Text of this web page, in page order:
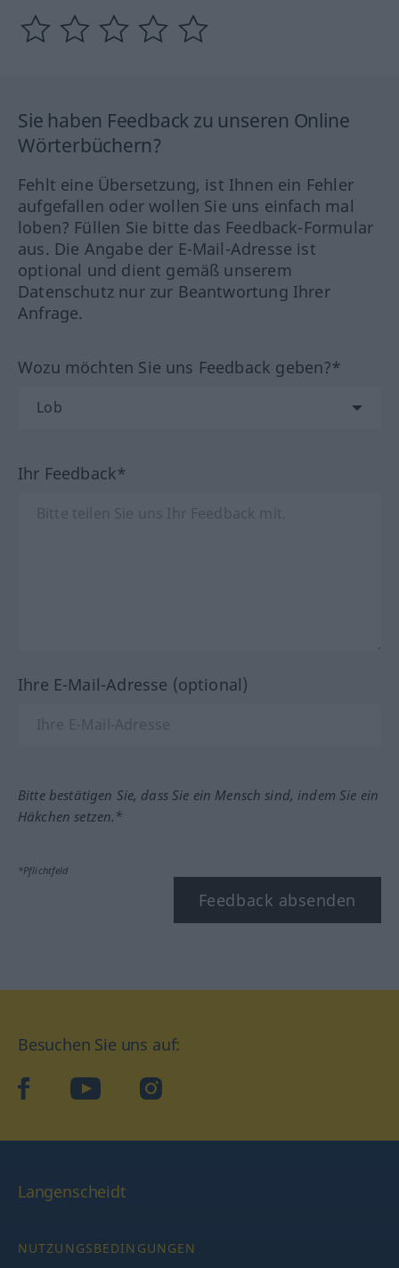
Sie haben Feedback zu unseren Online
Wörterbüchern?
Fehlt eine Übersetzung, ist Ihnen ein Fehler
aufgefallen oder wollen Sie uns einfach mal
loben? Füllen Sie bitte das Feedback-Formular
aus. Die Angabe der E-Mail-Adresse ist
optional und dient gemäß unserem
Datenschutz nur zur Beantwortung Ihrer
Anfrage.
Wozu möchten Sie uns Feedback geben?*
Ihr Feedback*
Ihre E-Mail-Adresse (optional)
Bitte bestätigen Sie, dass Sie ein Mensch sind, indem Sie ein
Häkchen setzen.*
*Pflichtfeld
Feedback absenden
Besuchen Sie uns auf:
facebookYouTube Instagram
Langenscheidt
NUTZUNGSBEDINGUNGEN